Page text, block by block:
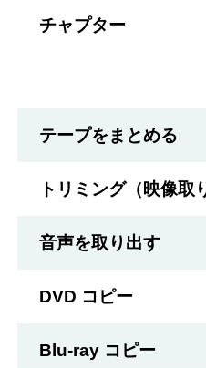
チャプター
テープをまとめる
トリミング（映像取
音声を取り出す
DVD コピー
Blu-ray コピー